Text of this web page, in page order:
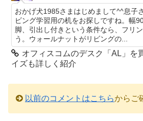
おかげ犬1985さまはじめまして^^息子
ビング学習用の机をお探しですね。幅
脚、引出し付きという条件なら、フリ
う。ウォールナットがリビングの...
オフィスコムのデスク「AL」を
イズも詳しく紹介
以前のコメントはこちらからご